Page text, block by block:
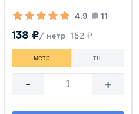
4.9 11
138 ₽/ метр 152 ₽
метр тн.
- +